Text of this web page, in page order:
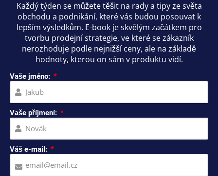
Každý týden se můžete těšit na rady a tipy ze světa
obchodu a podnikání, které vás budou posouvat k
lepším výsledkům. E-book je skvělým začátkem pro
tvorbu prodejní strategie, ve které se zákazník
nerozhoduje podle nejnižší ceny, ale na základě
hodnoty, kterou on sám v produktu vidí.
Vaše jméno:
Vaše příjmení:
Váš e-mail: